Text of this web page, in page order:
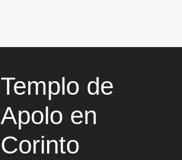
Templo de
Apolo en
Corinto